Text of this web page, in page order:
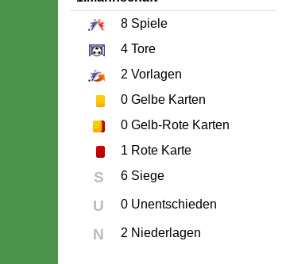
8 Spiele
4 Tore
2 Vorlagen
0 Gelbe Karten
0 Gelb-Rote Karten
1 Rote Karte
S 6 Siege
U 0 Unentschieden
N 2 Niederlagen